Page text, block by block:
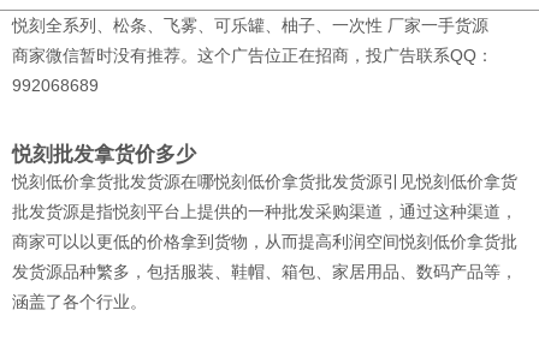
悦刻全系列、松条、飞雾、可乐罐、柚子、一次性 厂家一手货源
商家微信暂时没有推荐。这个广告位正在招商，投广告联系QQ：
992068689
悦刻批发拿货价多少
悦刻低价拿货批发货源在哪悦刻低价拿货批发货源引见悦刻低价拿货
批发货源是指悦刻平台上提供的一种批发采购渠道，通过这种渠道，
商家可以以更低的价格拿到货物，从而提高利润空间悦刻低价拿货批
发货源品种繁多，包括服装、鞋帽、箱包、家居用品、数码产品等，
涵盖了各个行业。